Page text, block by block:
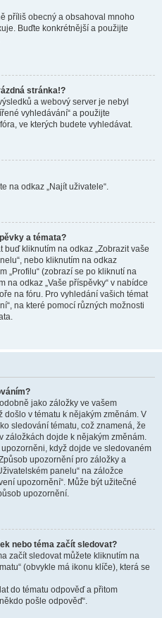
příliš obecný a obsahoval mnoho
Buďte konkrétnější a použijte
stránka!?
a webový server je nebyl
vyhledávání“ a použijte
ve kterých budete vyhledávat.
na odkaz „Najít uživatele“.
a témata?
kliknutím na odkaz „Zobrazit vaše
nebo kliknutím na odkaz
„Profilu“ (zobrazí se po kliknutí na
na odkaz „Vaše příspěvky“ v nabídce
na fóru. Pro vyhledání vašich témat
na které pomocí různých možnosti
jako záložky ve vašem
v tématu k nějakým změnám. V
sledování tématu, což znamená, že
záložkách dojde k nějakým změnám.
když dojde ve sledovaném
upozornění pro záložky a
panelu“ na záložce
upozornění“. Může být užitečné
upozornění.
nebo téma začít sledovat?
začít sledovat můžete kliknutím na
(obvykle má ikonu klíče), která se
do tématu odpověď a přitom
pošle odpověď“.